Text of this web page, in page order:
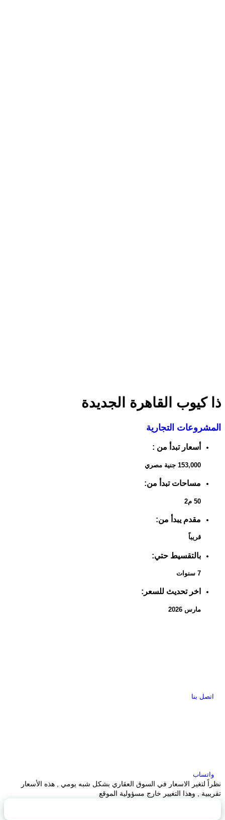
ذا كيوب القاهرة الجديدة
المشروعات التجارية
أسعار تبدأ من :
153,000 جنية مصري
مساحات تبدأ من:
50 م2
مقدم يبدأ من:
قريباً
بالتقسيط حتي:
7 سنوات
اخر تحديث للسعر:
مارس 2026
اتصل بنا
واتساب
نظراً لتغير الاسعار في السوق العقاري بشكل شبه يومي , هذه الأسعار
تقريبية , وهذا التغيير خارج مسؤولية الموقع